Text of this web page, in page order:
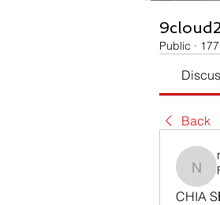
Public ·
Back
CHIA